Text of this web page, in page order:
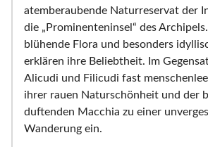
atemberaubende Naturreservat der
die „Prominenteninsel“ des
blühende Flora und besonders
erklären ihre Beliebtheit. Im
Alicudi und Filicudi fast
ihrer rauen Naturschönheit und der
duftenden Macchia zu einer
Wanderung ein.